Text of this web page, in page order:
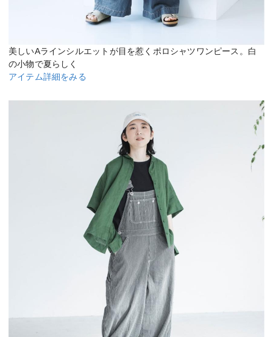
美しいAラインシルエットが目を惹くポロシャツワンピース。白
の小物で夏らしく
アイテム詳細をみる